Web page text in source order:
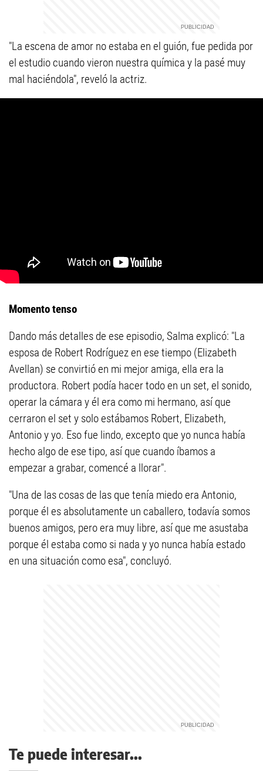
"La escena de amor no estaba en el guión, fue pedida por
el estudio cuando vieron nuestra química y la pasé muy
mal haciéndola", reveló la actriz.
Momento tenso
Dando más detalles de ese episodio, Salma explicó: "La
esposa de Robert Rodríguez en ese tiempo (Elizabeth
Avellan) se convirtió en mi mejor amiga, ella era la
productora. Robert podía hacer todo en un set, el sonido,
operar la cámara y él era como mi hermano, así que
cerraron el set y solo estábamos Robert, Elizabeth,
Antonio y yo. Eso fue lindo, excepto que yo nunca había
hecho algo de ese tipo, así que cuando íbamos a
empezar a grabar, comencé a llorar".
"Una de las cosas de las que tenía miedo era Antonio,
porque él es absolutamente un caballero, todavía somos
buenos amigos, pero era muy libre, así que me asustaba
porque él estaba como si nada y yo nunca había estado
en una situación como esa", concluyó.
Te puede interesar...